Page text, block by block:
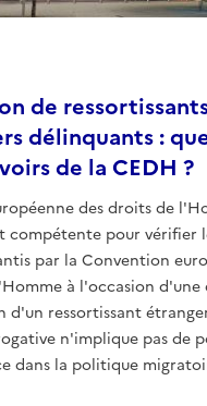
de
délinquants :
de la CEDH ?
des droits de
compétente pour vérifier
par la Convention
à l'occasion d'une
d'un ressortissant
n'implique pas de
dans la politique